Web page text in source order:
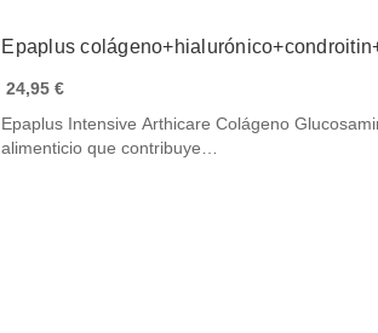
Epaplus
24,95 €
Epaplus Intensive Arthicare Colágeno
alimenticio que contribuye…